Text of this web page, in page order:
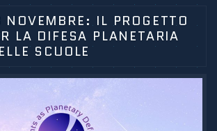
IL PROGETTO
LA DIFESA PLANETARIA
SCUOLE